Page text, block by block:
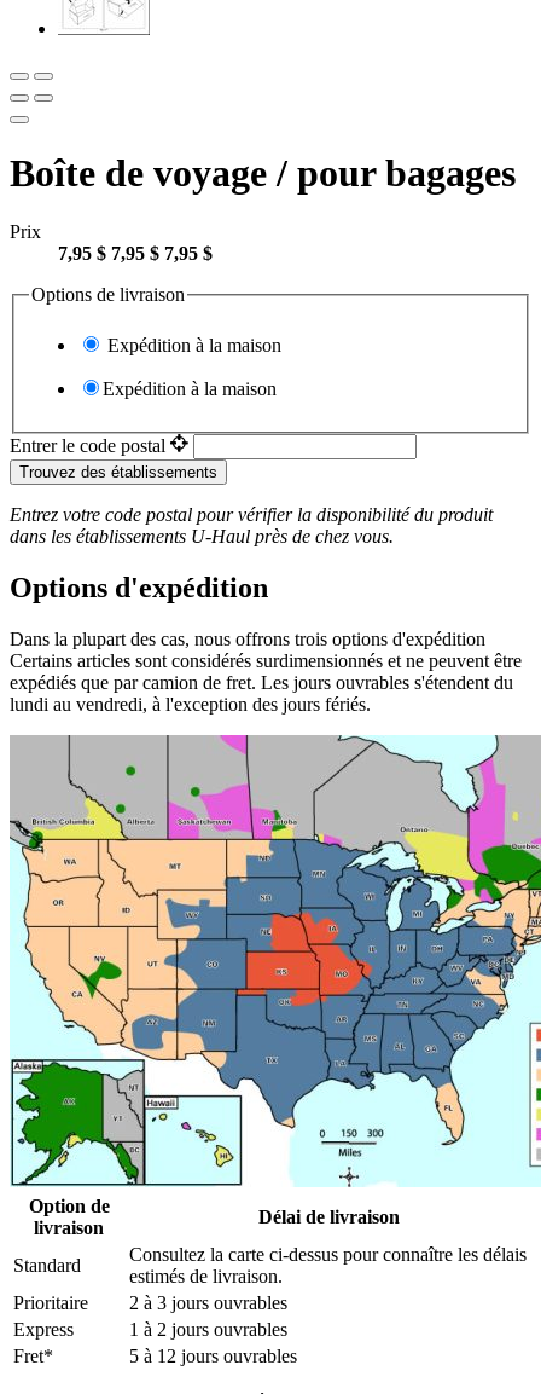
Boîte de voyage / pour bagages
Prix
7,95 $ 7,95 $ 7,95 $
Options de livraison
Expédition à la maison
Expédition à la maison
Entrer le code postal
Trouvez des établissements
Entrez votre code postal pour vérifier la disponibilité du produit
dans les établissements U-Haul près de chez vous.
Options d'expédition
Dans la plupart des cas, nous offrons trois options d'expédition
Certains articles sont considérés surdimensionnés et ne peuvent être
expédiés que par camion de fret. Les jours ouvrables s'étendent du
lundi au vendredi, à l'exception des jours fériés.
Option de
livraison
Délai de livraison
Standard
Consultez la carte ci-dessus pour connaître les délais
estimés de livraison.
Prioritaire
2 à 3 jours ouvrables
Express
1 à 2 jours ouvrables
Fret*
5 à 12 jours ouvrables